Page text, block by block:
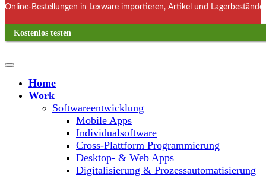
Online-Bestellungen in Lexware importieren, Artikel und
Kostenlos testen
Home
Work
Softwareentwicklung
Mobile Apps
Individualsoftware
Cross-Plattform Programmierung
Desktop- & Web Apps
Digitalisierung & Prozessautomatisierung